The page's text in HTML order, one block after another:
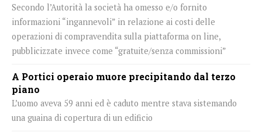
Secondo l’Autorità la società ha omesso e/o fornito
informazioni “ingannevoli” in relazione ai costi delle
operazioni di compravendita sulla piattaforma on line,
pubblicizzate invece come “gratuite/senza commissioni”
A Portici operaio muore precipitando dal terzo
piano
L’uomo aveva 59 anni ed è caduto mentre stava sistemando
una guaina di copertura di un edificio